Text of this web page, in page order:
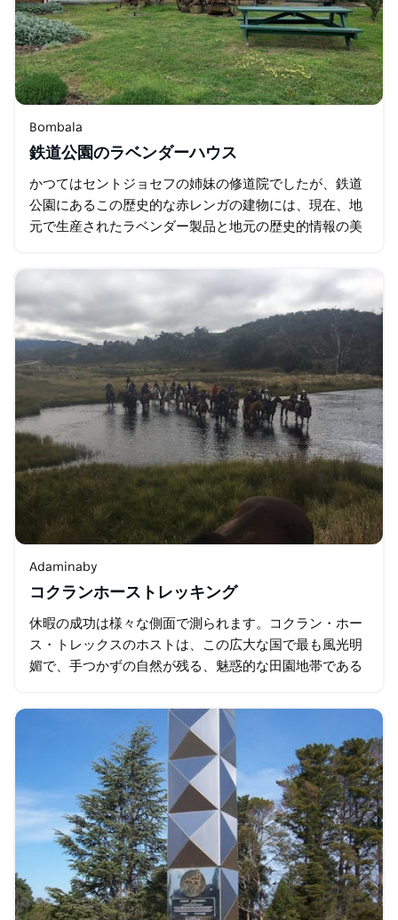
Bombala
鉄道公園のラベンダーハウス
かつてはセントジョセフの姉妹の修道院でしたが、鉄道
公園にあるこの歴史的な赤レンガの建物には、現在、地
元で生産されたラベンダー製品と地元の歴史的情報の美
の蒸留とトークは、事前の通知で手配できます…
Adaminaby
コクランホーストレッキング
休暇の成功は様々な側面で測られます。コクラン・ホー
ス・トレックスのホストは、この広大な国で最も風光明
媚で、手つかずの自然が残る、魅惑的な田園地帯である
ています。トイレ、温水シャワー…